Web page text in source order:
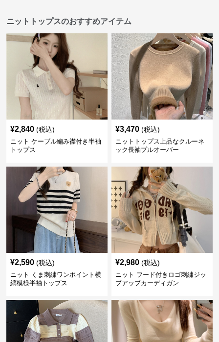
ニットトップスのおすすめアイテム
¥2,840 (税込)
ニット ケーブル編み襟付き半袖
トップス
¥3,470 (税込)
ニットトップス上品なクルーネ
ック長袖プルオーバー
¥2,590 (税込)
ニット くま刺繍ワンポイント横
縞模様半袖トップス
¥2,980 (税込)
ニット フード付きロゴ刺繍ジッ
プアップカーディガン